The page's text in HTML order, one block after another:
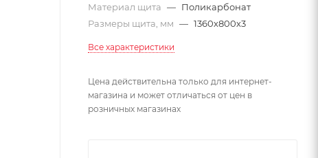
Материал щита — Поликарбонат
Размеры щита, мм — 1360х800х3
Все характеристики
Цена действительна только для интернет-
магазина и может отличаться от цен в
розничных магазинах